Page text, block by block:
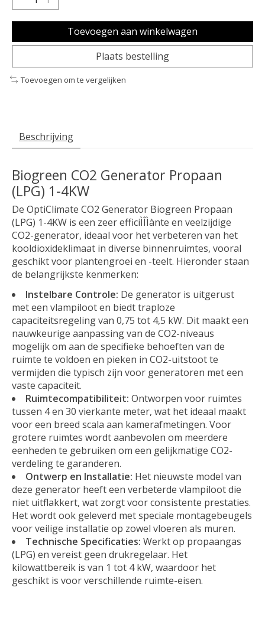
Toevoegen aan winkelwagen
Plaats bestelling
Toevoegen om te vergelijken
Beschrijving
Biogreen CO2 Generator Propaan
(LPG) 1-4KW
De OptiClimate CO2 Generator Biogreen Propaan
(LPG) 1-4KW is een zeer efficiÌÎÌànte en veelzijdige
CO2-generator, ideaal voor het verbeteren van het
kooldioxideklimaat in diverse binnenruimtes, vooral
geschikt voor plantengroei en -teelt. Hieronder staan
de belangrijkste kenmerken:
Instelbare Controle: De generator is uitgerust
met een vlampiloot en biedt traploze
capaciteitsregeling van 0,75 tot 4,5 kW. Dit maakt een
nauwkeurige aanpassing van de CO2-niveaus
mogelijk om aan de specifieke behoeften van de
ruimte te voldoen en pieken in CO2-uitstoot te
vermijden die typisch zijn voor generatoren met een
vaste capaciteit.
Ruimtecompatibiliteit: Ontworpen voor ruimtes
tussen 4 en 30 vierkante meter, wat het ideaal maakt
voor een breed scala aan kamerafmetingen. Voor
grotere ruimtes wordt aanbevolen om meerdere
eenheden te gebruiken om een gelijkmatige CO2-
verdeling te garanderen.
Ontwerp en Installatie: Het nieuwste model van
deze generator heeft een verbeterde vlampiloot die
niet uitflakkert, wat zorgt voor consistente prestaties.
Het wordt ook geleverd met speciale montagebeugels
voor veilige installatie op zowel vloeren als muren.
Technische Specificaties: Werkt op propaangas
(LPG) en vereist geen drukregelaar. Het
kilowattbereik is van 1 tot 4 kW, waardoor het
geschikt is voor verschillende ruimte-eisen.